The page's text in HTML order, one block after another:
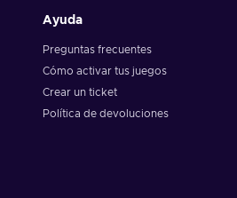
Ayuda
Preguntas frecuentes
Cómo activar tus juegos
Crear un ticket
Política de devoluciones